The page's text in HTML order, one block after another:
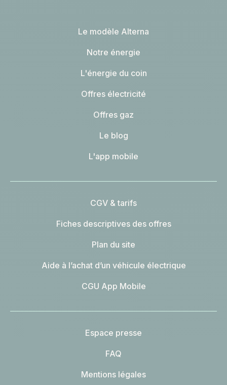
Le modèle Alterna
Notre énergie
L'énergie du coin
Offres électricité
Offres gaz
Le blog
L'app mobile
CGV & tarifs
Fiches descriptives des offres
Plan du site
Aide à l’achat d’un véhicule électrique
CGU App Mobile
Espace presse
FAQ
Mentions légales